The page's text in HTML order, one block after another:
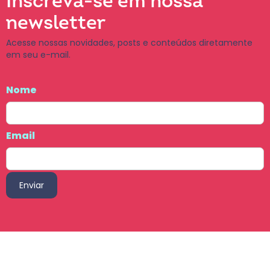
newsletter
Acesse nossas novidades, posts e conteúdos diretamente
em seu e-mail.
Nome
Email